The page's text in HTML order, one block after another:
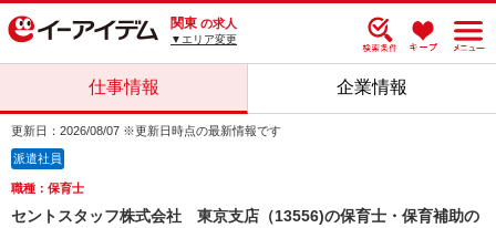
関東 の求人
▼エリア変更
仕事情報 企業情報
更新日：2026/08/07 ※更新日時点の最新情報です
派遣社員
職種：保育士
セントスタッフ株式会社 東京支店（13556)の保育士・保育補助の